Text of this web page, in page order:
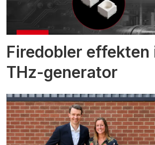
Firedobler effekten
THz-generator